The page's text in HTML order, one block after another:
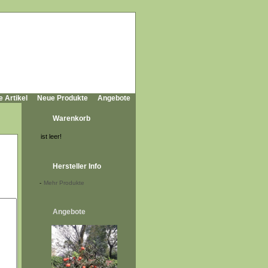
Artikel Neue Produkte Angebote
Warenkorb
ist leer!
Hersteller Info
- Mehr Produkte
Angebote